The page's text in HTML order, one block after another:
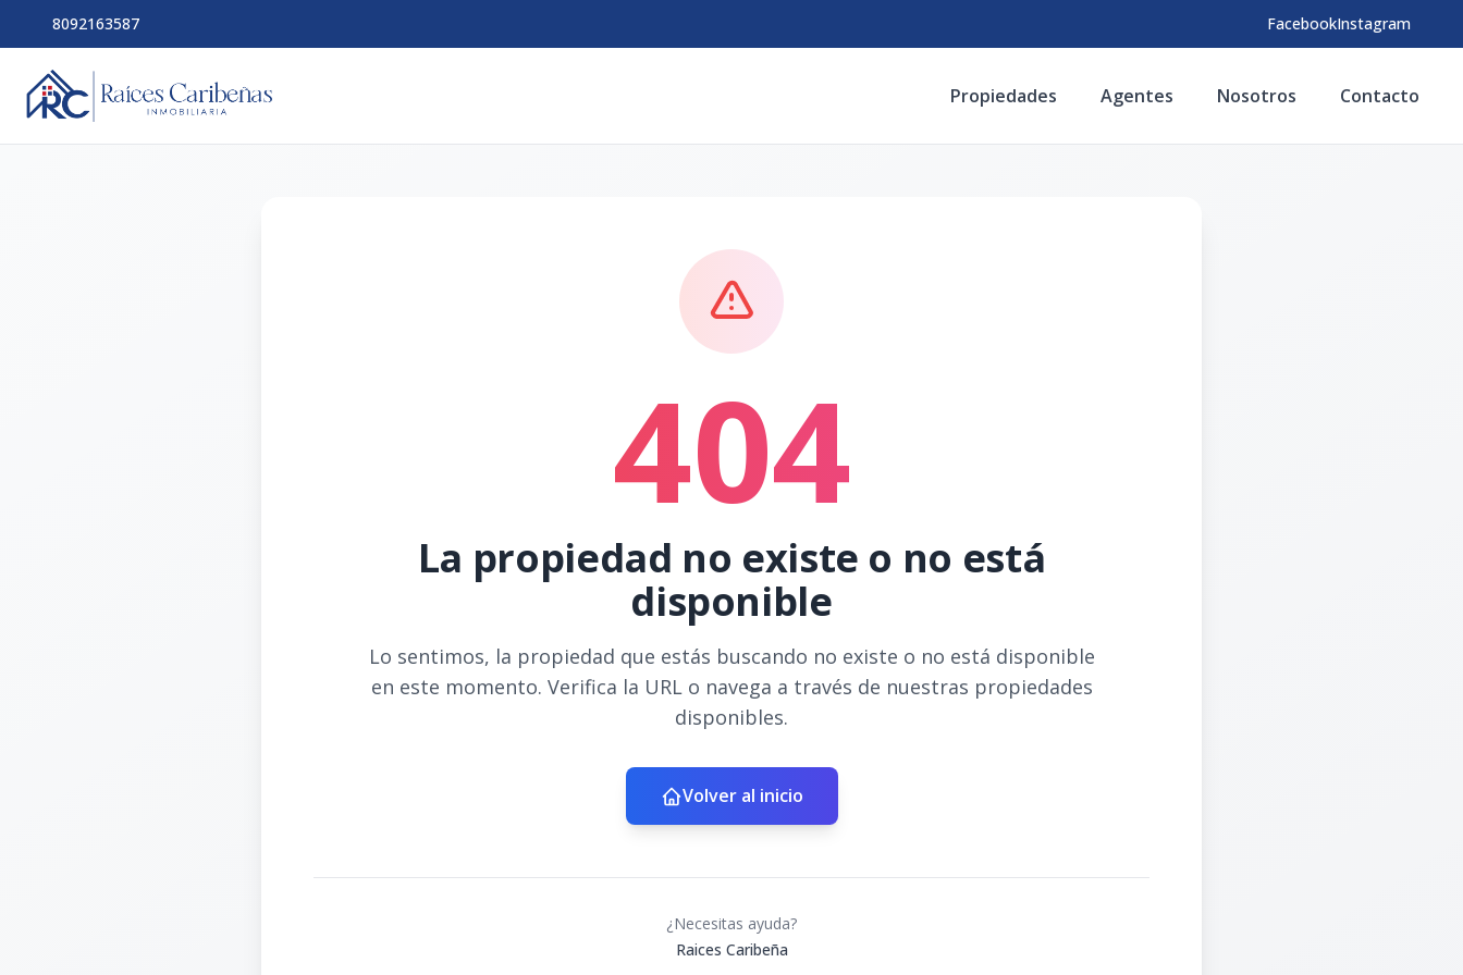
8092163587 FacebookInstagram
Propiedades Agentes Nosotros Contacto
404
La propiedad no existe o no está
disponible
Lo sentimos, la propiedad que estás buscando no existe o no está disponible
en este momento. Verifica la URL o navega a través de nuestras propiedades
disponibles.
Volver al inicio
¿Necesitas ayuda?
Raices Caribeña